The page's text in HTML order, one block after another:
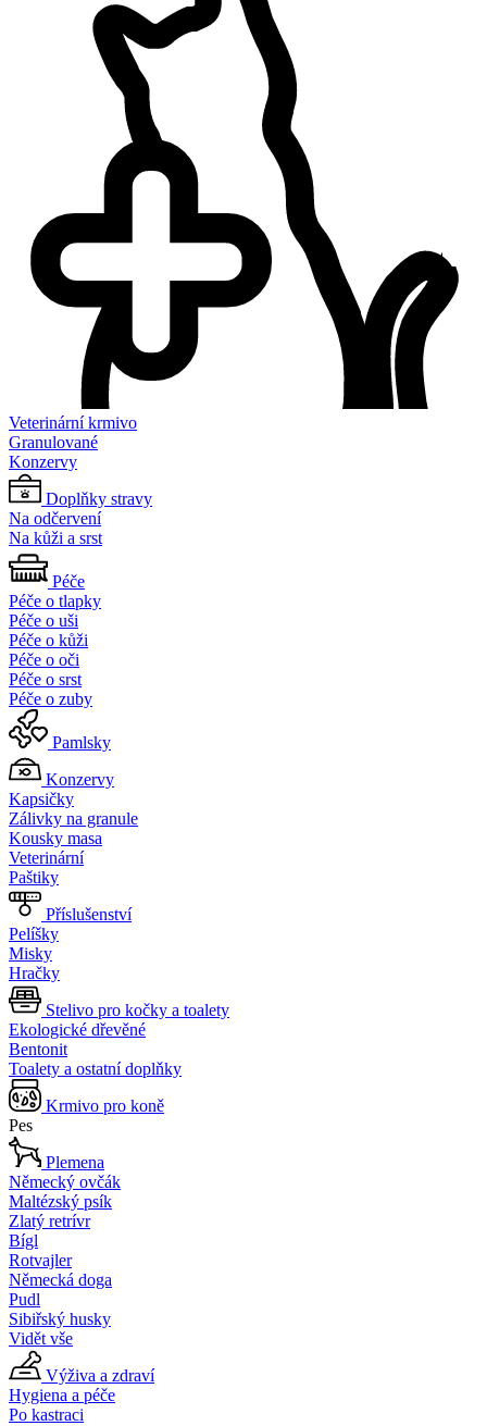
Veterinární krmivo
Granulované
Konzervy
Doplňky stravy
Na odčervení
Na kůži a srst
Péče
Péče o tlapky
Péče o uši
Péče o kůži
Péče o oči
Péče o srst
Péče o zuby
Pamlsky
Konzervy
Kapsičky
Zálivky na granule
Kousky masa
Veterinární
Paštiky
Příslušenství
Pelíšky
Misky
Hračky
Stelivo pro kočky a toalety
Ekologické dřevěné
Bentonit
Toalety a ostatní doplňky
Krmivo pro koně
Pes
Plemena
Německý ovčák
Maltézský psík
Zlatý retrívr
Bígl
Rotvajler
Německá doga
Pudl
Sibiřský husky
Vidět vše
Výživa a zdraví
Hygiena a péče
Po kastraci